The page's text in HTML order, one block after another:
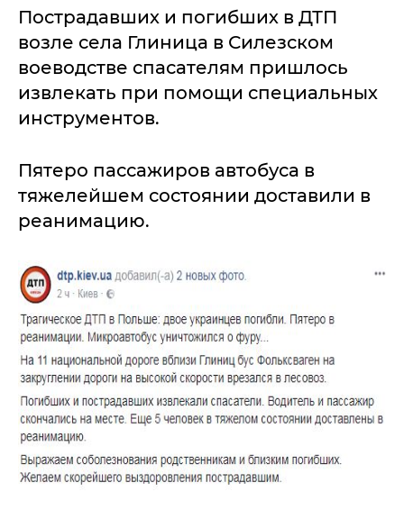
Пострадавших и погибших в ДТП
возле села Глиница в Силезском
воеводстве спасателям пришлось
извлекать при помощи специальных
инструментов.
Пятеро пассажиров автобуса в
тяжелейшем состоянии доставили в
реанимацию.